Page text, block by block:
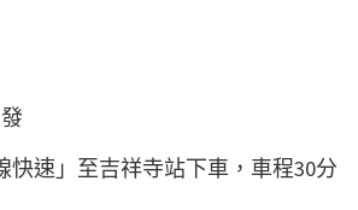
速」至吉祥寺站下車，車程30分